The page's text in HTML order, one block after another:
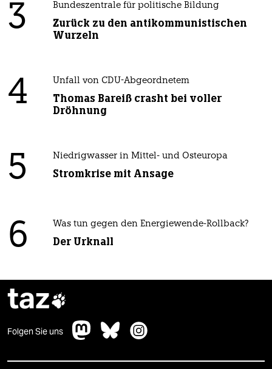
3 Bundeszentrale für politische Bildung
Zurück zu den antikommunistischen
Wurzeln
4 Unfall von CDU-Abgeordnetem
Thomas Bareiß crasht bei voller
Dröhnung
5 Niedrigwasser in Mittel- und Osteuropa
Stromkrise mit Ansage
6 Was tun gegen den Energiewende-Rollback?
Der Urknall
taz
Folgen Sie uns